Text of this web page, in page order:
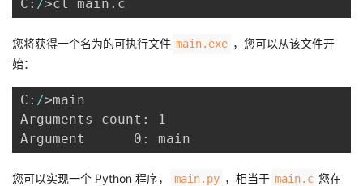
C: />cl main .
您将获得一个名为的可执行文件 main.exe ，您可以从该文件开
始：
C: />main
Arguments count: 1
您可以实现一个 Python 程序， main.py ，相当于 main.c 您在